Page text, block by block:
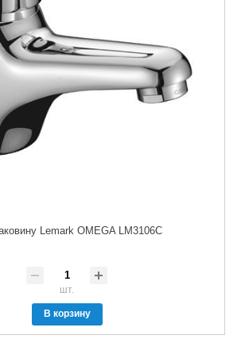
Lemark OMEGA LM3106C
шт.
В корзину